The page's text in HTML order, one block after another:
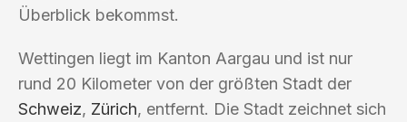
Überblick bekommst.
Wettingen liegt im Kanton Aargau und ist nur
rund 20 Kilometer von der größten Stadt der
Schweiz, Zürich, entfernt. Die Stadt zeichnet sich